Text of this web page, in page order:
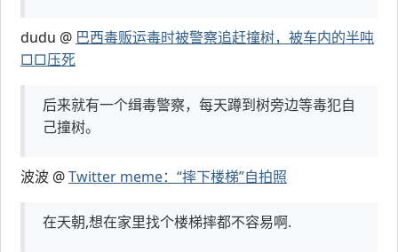
dudu @ 巴西毒贩运毒时被警察追赶撞树，被车内的半吨
□□压死
后来就有一个缉毒警察，每天蹲到树旁边等毒犯自
己撞树。
波波 @Twitter meme：“摔下楼梯”自拍照
在天朝,想在家里找个楼梯摔都不容易啊.